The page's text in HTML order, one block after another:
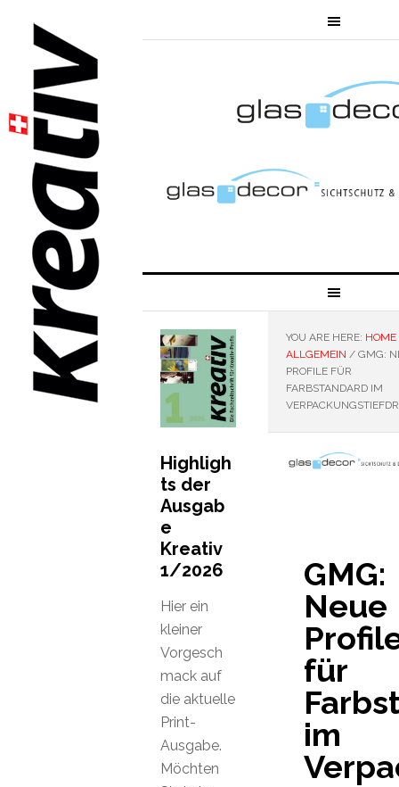
YOU ARE HERE: HOME
ALLGEMEIN /GMG:
PROFILE FÜR
FARBSTANDARD IM
GMG:
Neue
für
im
Highligh
ts der
Ausgab
e
Kreativ
1/2026
Hier ein
kleiner
Vorgesch
mack auf
die aktuelle
Print-
Ausgabe.
Möchten